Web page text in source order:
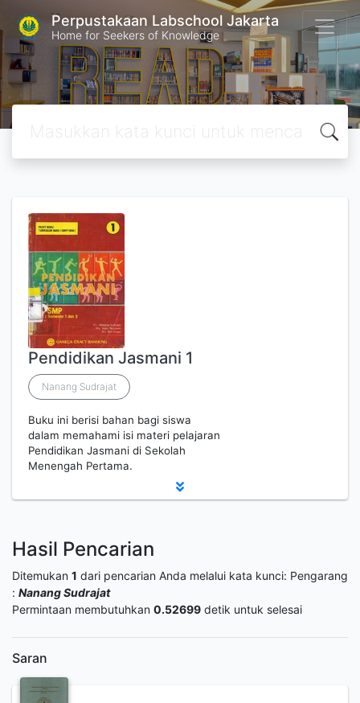
Perpustakaan Labschool Jakarta
Home for Seekers of Knowledge
Pendidikan Jasmani 1
Nanang Sudrajat
Buku ini berisi bahan bagi siswa
dalam memahami isi materi pelajaran
Pendidikan Jasmani di Sekolah
Menengah Pertama.
Hasil Pencarian
Ditemukan 1 dari pencarian Anda melalui kata kunci: Pengarang
: Nanang Sudrajat
Permintaan membutuhkan 0.52699 detik untuk selesai
Saran